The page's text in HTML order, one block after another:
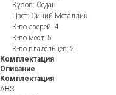
Кузов: Седан
Цвет: Синий Металлик
К-во дверей: 4
К-во мест: 5
К-во владельцев: 2
Комплектация
Описание
Комплектация
ABS